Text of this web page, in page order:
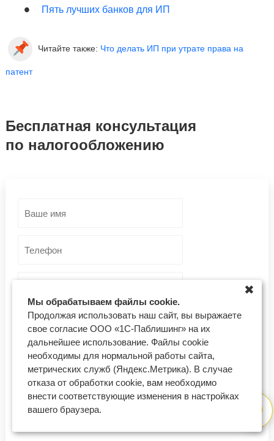
Пять лучших банков для ИП
Читайте также: Что делать ИП при утрате права на
патент
Бесплатная консультация
по налогообложению
Отправить заявку
Согласен на обработку моих персональных данных
Если у Вас возникли проблемы с оставлением заявки, напишите нам,
Мы обрабатываем файлы cookie.
Продолжая использовать наш сайт, вы выражаете
свое согласие ООО «1С-Паблишинг» на их
дальнейшее использование. Файлы cookie
необходимы для нормальной работы сайта,
метрических служб (Яндекс.Метрика). В случае
отказа от обработки cookie, вам необходимо
внести соответствующие изменения в настройках
вашего браузера.
✖